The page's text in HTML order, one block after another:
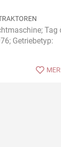
Tag
Getriebetyp: